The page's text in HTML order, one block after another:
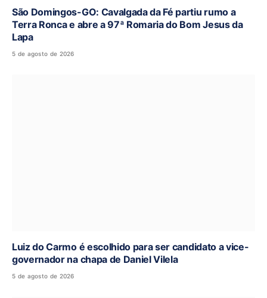
São Domingos-GO: Cavalgada da Fé partiu rumo a
Terra Ronca e abre a 97ª Romaria do Bom Jesus da
Lapa
5 de agosto de 2026
Luiz do Carmo é escolhido para ser candidato a vice-
governador na chapa de Daniel Vilela
5 de agosto de 2026